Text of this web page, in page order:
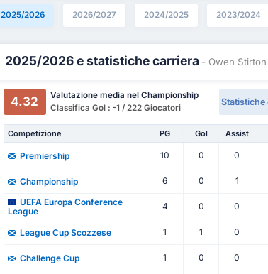
2025/2026 2026/2027 2024/2025 2023/2024
2025/2026 e statistiche carriera - Owen Stirton
4.32
Valutazione media nel Championship
Classifica Gol : -1 / 222 Giocatori
Statistiche
Competizione PG Gol Assist
Premiership 10 0 0
Championship 6 0 1
UEFA Europa Conference
League
4 0 0
League Cup Scozzese 1 1 0
Challenge Cup 1 0 0